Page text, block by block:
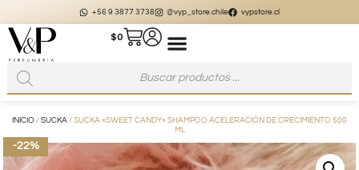
+56 9 3877 3738 @vyp_store.chile vypstore.cl
$0
INICIO / SUCKA / SUCKA «SWEET CANDY» SHAMPOO ACELERACIÓN DE CRECIMIENTO 500
ML
-22%